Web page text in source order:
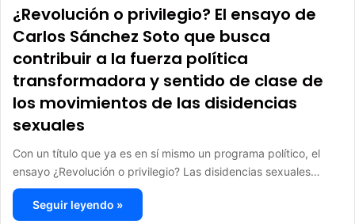
¿Revolución o privilegio? El ensayo de
Carlos Sánchez Soto que busca
contribuir a la fuerza política
transformadora y sentido de clase de
los movimientos de las disidencias
sexuales
Con un título que ya es en sí mismo un programa político, el
ensayo ¿Revolución o privilegio? Las disidencias sexuales…
Seguir leyendo »